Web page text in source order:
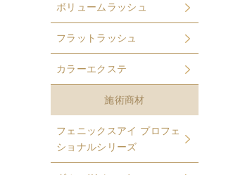
ボリュームラッシュ
フラットラッシュ
カラーエクステ
施術商材
フェニックスアイ プロフェ
ショナルシリーズ